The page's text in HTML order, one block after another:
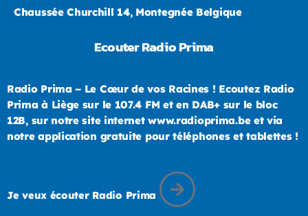
Chaussée Churchill 14, Montegnée Belgique
Ecouter Radio Prima
Radio Prima – Le Cœur de vos Racines ! Ecoutez Radio
Prima à Liège sur le 107.4 FM et en DAB+ sur le bloc
12B, sur notre site internet www.radioprima.be et via
notre application gratuite pour téléphones et tablettes !
Je veux écouter Radio Prima